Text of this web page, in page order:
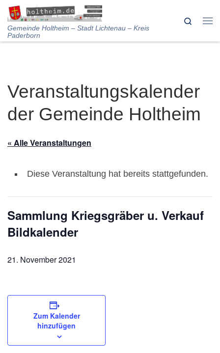
Skip to content
Gemeinde Holtheim – Stadt Lichtenau – Kreis
Paderborn
Search
Veranstaltungskalender
der Gemeinde Holtheim
« Alle Veranstaltungen
Diese Veranstaltung hat bereits stattgefunden.
Sammlung Kriegsgräber u. Verkauf
Bildkalender
21. November 2021
Zum Kalender
hinzufügen